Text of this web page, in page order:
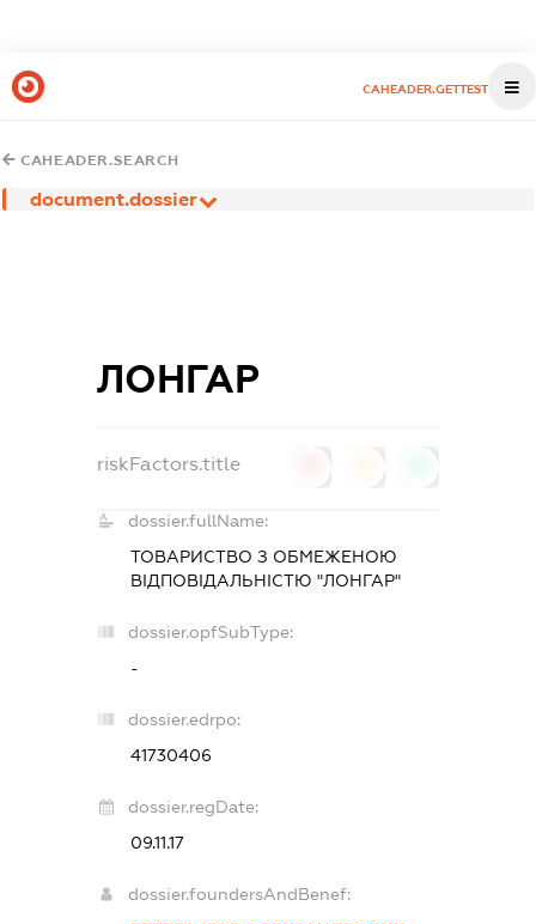
CAHEADER.GETTEST
CAHEADER.SEARCH
document.dossier
ЛОНГАР
riskFactors.title
dossier.fullName:
ТОВАРИСТВО З ОБМЕЖЕНОЮ
ВІДПОВІДАЛЬНІСТЮ "ЛОНГАР"
dossier.opfSubType:
-
dossier.edrpo:
41730406
dossier.regDate:
09.11.17
dossier.foundersAndBenef: